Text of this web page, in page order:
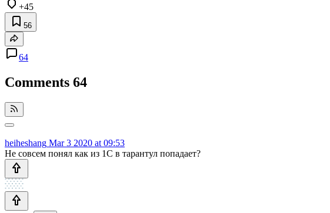
+45
56
64
Comments 64
heiheshang Mar 3 2020 at 09:53
Не совсем понял как из 1С в тарантул попадает?